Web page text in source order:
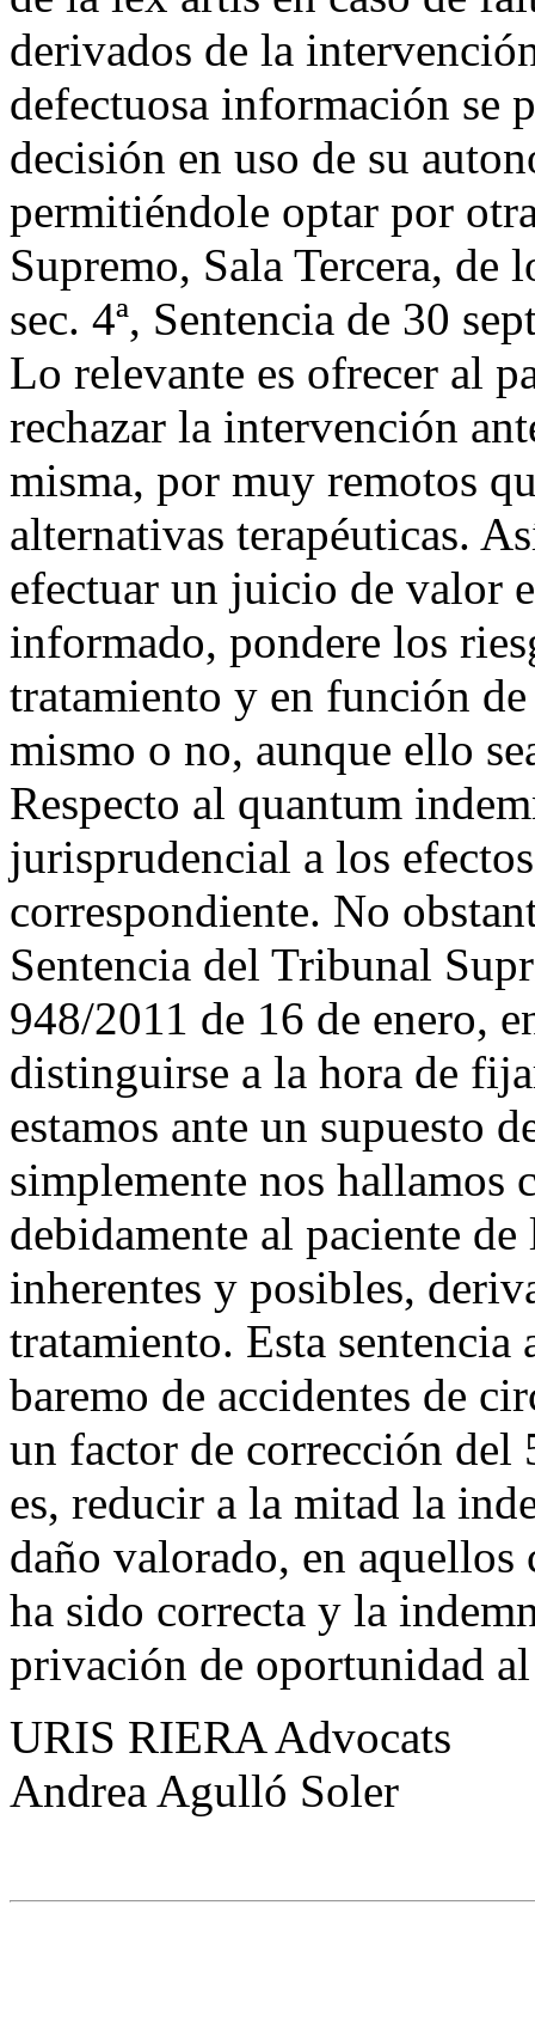
derivados de la
defectuosa información se
decisión en uso de su
permitiéndole optar por
Supremo, Sala Tercera,
sec. 4ª, Sentencia de 30
Lo relevante es ofrecer al
rechazar la intervención
misma, por muy remotos
alternativas terapéuticas.
efectuar un juicio de valor
informado, pondere los
tratamiento y en función
mismo o no, aunque ello
Respecto al quantum
jurisprudencial a los
correspondiente. No
Sentencia del Tribunal
948/2011 de 16 de enero,
distinguirse a la hora de
estamos ante un supuesto
simplemente nos hallamos
debidamente al paciente
inherentes y posibles,
tratamiento. Esta
baremo de accidentes de
un factor de corrección del
es, reducir a la mitad la
daño valorado, en aquellos
ha sido correcta y la
privación de oportunidad
URIS RIERA Advocats
Andrea Agulló Soler